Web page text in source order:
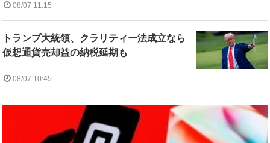
08/07 11:15
トランプ大統領、クラリティー法成立なら
仮想通貨売却益の納税延期も
08/07 10:45